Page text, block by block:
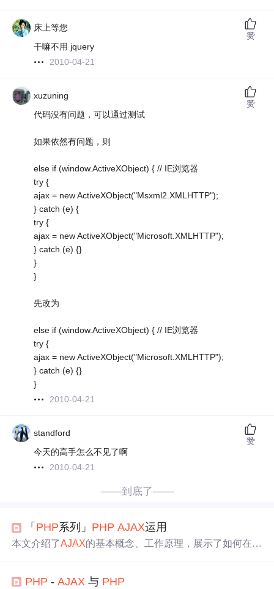
床上等您
干嘛不用 jquery
2010-04-21
赞
xuzuning
代码没有问题，可以通过测试
如果依然有问题，则
else if (window.ActiveXObject) { // IE浏览器
try {
ajax = new ActiveXObject("Msxml2.XMLHTTP");
} catch (e) {
try {
ajax = new ActiveXObject("Microsoft.XMLHTTP");
} catch (e) {}
}
}
先改为
else if (window.ActiveXObject) { // IE浏览器
try {
ajax = new ActiveXObject("Microsoft.XMLHTTP");
} catch (e) {}
}
2010-04-21
赞
standford
今天的高手怎么不见了啊
2010-04-21
赞
——到底了——
「 PHP系列」 PHP AJAX运用
本文介绍了AJAX的基本概念、工作原理，展示了如何在P
技术的使用和PHP与 AJAX
PHP -AJAX 与 PHP